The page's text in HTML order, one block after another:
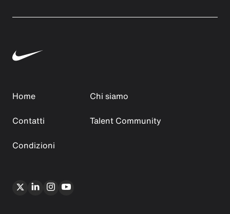
Home
Chi siamo
Contatti
Talent Community
Condizioni